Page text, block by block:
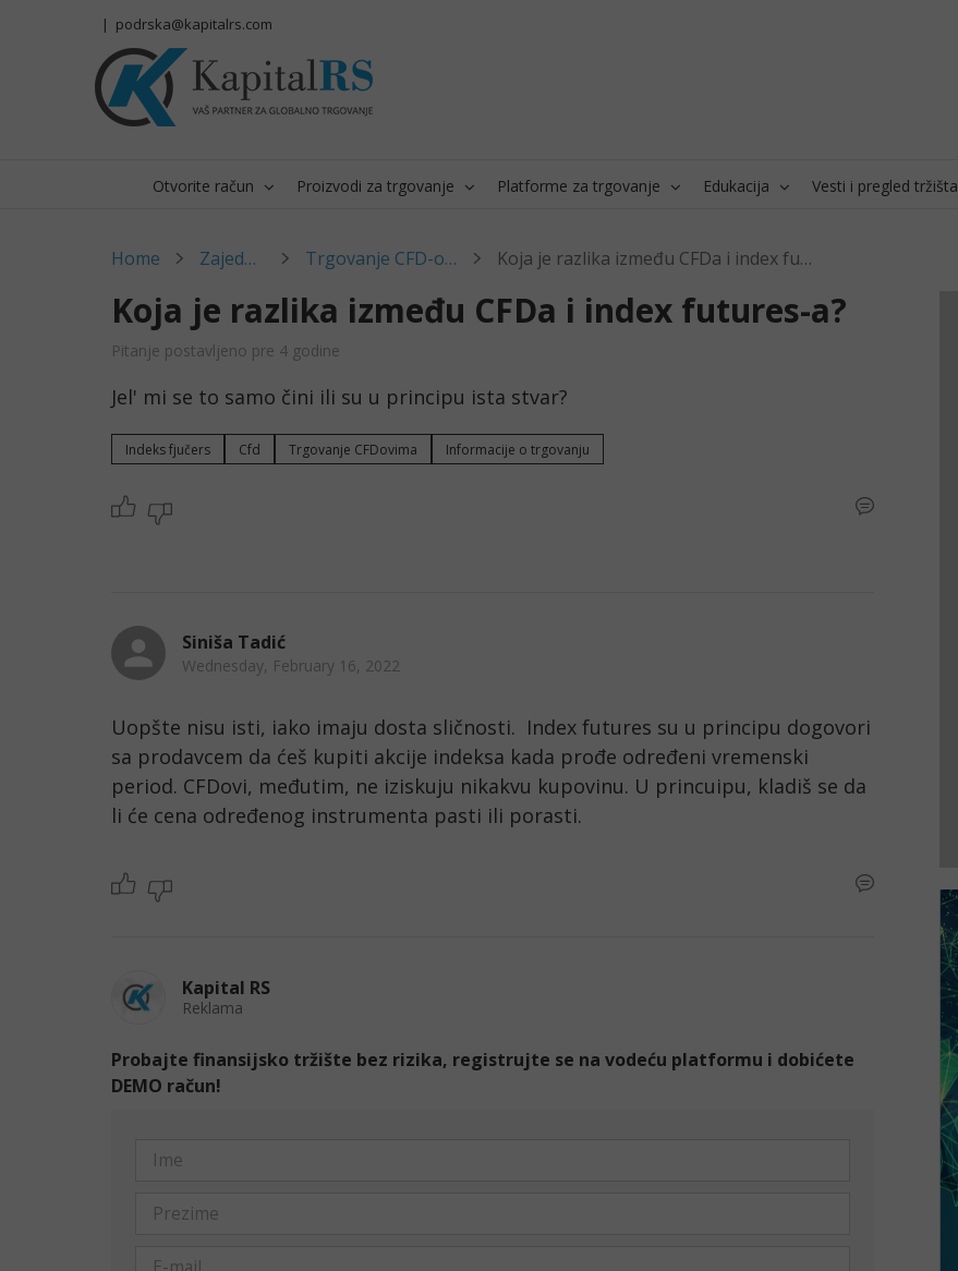
| podrska@kapitalrs.com
Otvorite račun Proizvodi za trgovanje Platforme za trgovanje Edukacija Vesti i pregled tržišta
Home Zajednica Trgovanje CFD-ovima Koja je razlika između CFDa i index futures-a?
Koja je razlika između CFDa i index futures-a?
Pitanje postavljeno pre 4 godine
Jel' mi se to samo čini ili su u principu ista stvar?
Indeks fjučers Cfd Trgovanje CFDovima Informacije o trgovanju
Siniša Tadić
Wednesday, February 16, 2022
Uopšte nisu isti, iako imaju dosta sličnosti.  Index futures su u principu dogovori
sa prodavcem da ćeš kupiti akcije indeksa kada prođe određeni vremenski
period. CFDovi, međutim, ne iziskuju nikakvu kupovinu. U princuipu, kladiš se da
li će cena određenog instrumenta pasti ili porasti.
Kapital RS
Reklama
Probajte finansijsko tržište bez rizika, registrujte se na vodeću platformu i dobićete
DEMO račun!